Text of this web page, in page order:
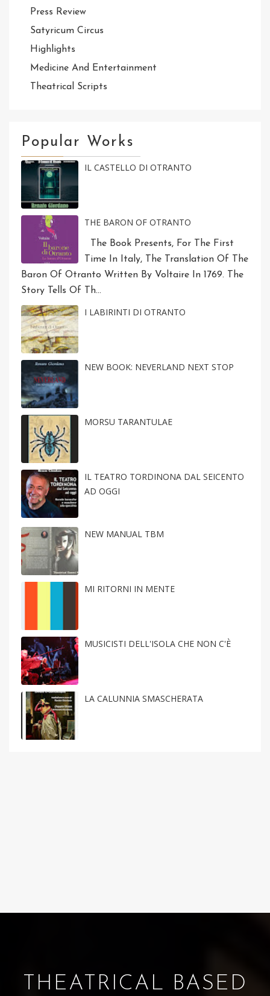
Press Review
Satyricum Circus
Highlights
Medicine And Entertainment
Theatrical Scripts
Popular Works
IL CASTELLO DI OTRANTO
THE BARON OF OTRANTO
The Book Presents, For The First
Time In Italy, The Translation Of The
Baron Of Otranto Written By Voltaire In 1769. The
Story Tells Of Th...
I LABIRINTI DI OTRANTO
NEW BOOK: NEVERLAND NEXT STOP
MORSU TARANTULAE
IL TEATRO TORDINONA DAL SEICENTO
AD OGGI
NEW MANUAL TBM
MI RITORNI IN MENTE
MUSICISTI DELL'ISOLA CHE NON C'È
LA CALUNNIA SMASCHERATA
THEATRICAL BASED